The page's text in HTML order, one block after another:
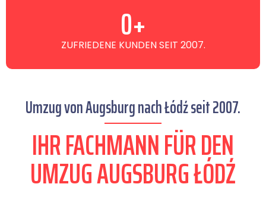
ZUFRIEDENE KUNDEN SEIT 2007.
0+
Umzug von Augsburg nach Łódź seit 2007.
IHR FACHMANN FÜR DEN
UMZUG AUGSBURG ŁÓDŹ